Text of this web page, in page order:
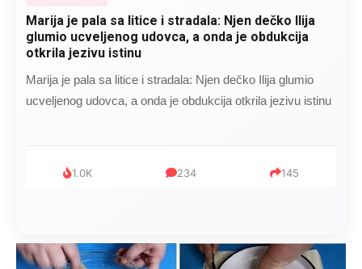
Marija je pala sa litice i stradala: Njen dečko Ilija
glumio ucveljenog udovca, a onda je obdukcija
otkrila jezivu istinu
Marija je pala sa litice i stradala: Njen dečko Ilija glumio
ucveljenog udovca, a onda je obdukcija otkrila jezivu istinu
1.0K 234 145